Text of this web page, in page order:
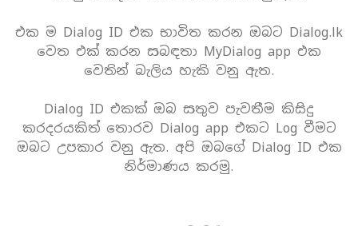
එක ම Dialog ID එක භාවිත කරන ඔබට Dialog.lk
වෙත එක් කරන සබඳතා MyDialog app එක
වෙතින් බැලිය හැකි වනු ඇත.
Dialog ID එකක් ඔබ සතුව පැවතීම කිසිදු
කරදරයකිත් තොරව Dialog app එකට Log වීමට
ඔබට උපකාර වනු ඇත. අපි ඔබගේ Dialog ID එක
නිර්මාණය කරමු.